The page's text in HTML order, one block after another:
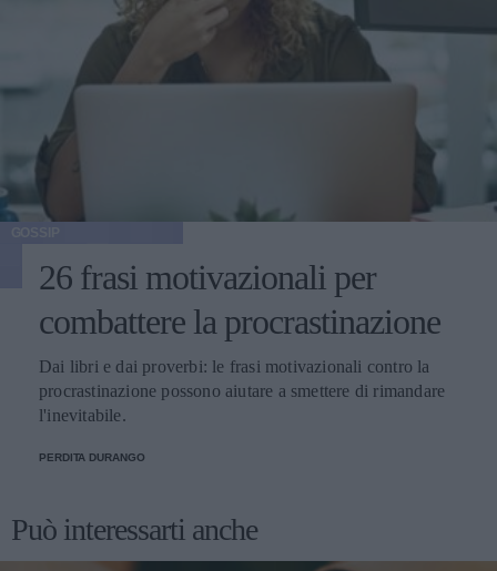
26 frasi motivazionali per
combattere la procrastinazione
Dai libri e dai proverbi: le frasi motivazionali contro la
procrastinazione possono aiutare a smettere di rimandare
l'inevitabile.
PERDITA DURANGO
Può interessarti anche